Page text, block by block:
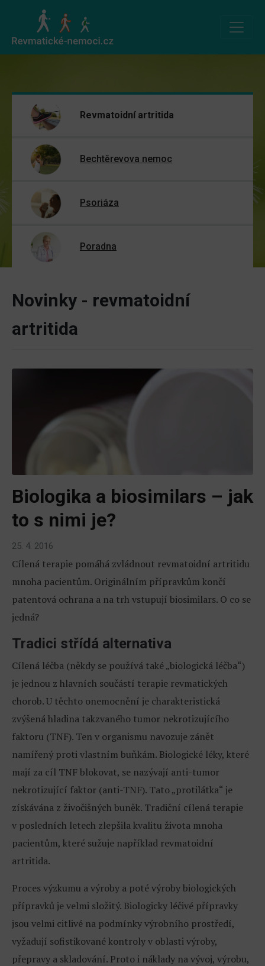
Revmatoidní artritida
Bechtěrevova nemoc
Psoriáza
Poradna
Novinky - revmatoidní
artritida
Biologika a biosimilars – jak
to s nimi je?
25. 4. 2016
Cílená terapie pomáhá zvládnout revmatoidní artritidu
mnoha pacientům. Originálním přípravkům končí
patentová ochrana a na trh vstupují biosimilars. O co se
jedná?
Tradici střídá alternativa
Cílená léčba (někdy se používá také „biologická léčba“)
je jednou z hlavních součástí terapie revmatických
chorob. U těchto onemocnění je charakteristická
zvýšená hladina takzvaného tumor nekrotizujícího
faktoru (TNF). Ten v organismu navozuje zánět
namířený proti vlastním buňkám. Biologické léky, které
mají za cíl TNF blokovat, se nazývají anti-tumor
nekrotizující faktor (anti-TNF). Tato „protilátka“ je
získávána z živočišných buněk. Tradiční cílená terapie
v posledních letech zlepšila kvalitu života mnoha
pacientům, které sužuje například revmatoidní
artritida.
Proces výzkumu a výroby a poté výroby biologických
přípravků je velmi složitý. Biologicky léčivé přípravky
jsou velmi citlivé na podmínky výrobního prostředí,
vyžadují sofistikované kontroly v oblasti výroby,
přepravy a skladování. Proto i náklady na vývoj, výrobu,